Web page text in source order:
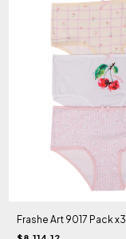
Frashe Art 9017 Pack x3